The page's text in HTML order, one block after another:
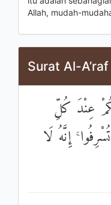
Allah, mudah-
Surat Al-
عِنْدَ كُلِّ
إِنَّهُ لَا